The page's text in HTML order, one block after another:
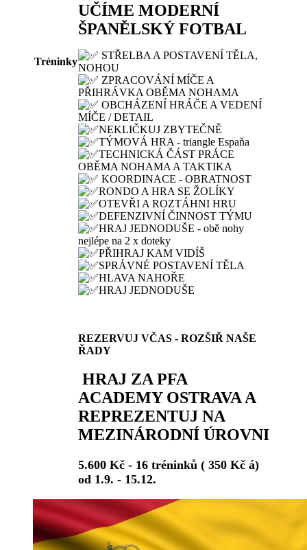
Tréninky
UČÍME MODERNÍ
ŠPANĚLSKÝ FOTBAL
STŘELBA A POSTAVENÍ TĚLA,
NOHOU
ZPRACOVÁNÍ MÍČE A
PŘIHRÁVKA OBĚMA NOHAMA
OBCHÁZENÍ HRÁČE A VEDENÍ
MÍČE / DETAIL
NEKLIČKUJ ZBYTEČNĚ
TÝMOVÁ HRA - triangle Espaňa
TECHNICKÁ ČÁST PRÁCE
OBĚMA NOHAMA A TAKTIKA
KOORDINACE - OBRATNOST
RONDO A HRA SE ŽOLÍKY
OTEVŘI A ROZTÁHNI HRU
DEFENZIVNÍ ČINNOST TÝMU
HRAJ JEDNODUŠE - obě nohy
nejlépe na 2 x doteky
PŘIHRAJ KAM VIDÍŠ
SPRÁVNÉ POSTAVENÍ TĚLA
HLAVA NAHOŘE
HRAJ JEDNODUŠE
REZERVUJ VČAS - ROZŠIŘ NAŠE
ŘADY
HRAJ ZA PFA
ACADEMY OSTRAVA A
REPREZENTUJ NA
MEZINÁRODNÍ ÚROVNI
5.600 Kč - 16 tréninků ( 350 Kč á)
od 1.9. - 15.12.